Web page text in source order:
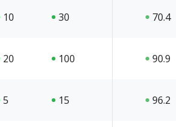
10 30 70.4
20 100 90.9
5 15 96.2